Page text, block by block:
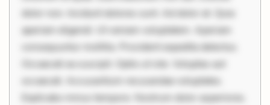
dolor non. Incidunt dolores sunt. Ad dolor at. Quia
aperiam eligendi. Ut veniam voluptatem. Aperiam
consequuntur mollitia. Provident expedita delectus.
Occaecati ea suscipit. Optio ut iste. Voluptas aut
occaecati. Accusantium recusandae voluptates.
Explicabo minus tempore. Nostrum dolor asperiores.